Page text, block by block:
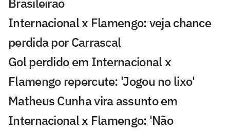
Internacional x Flamengo: veja chance
perdida por Carrascal
Gol perdido em Internacional x
Flamengo repercute: 'Jogou no lixo'
Matheus Cunha vira assunto em
Internacional x Flamengo: 'Não